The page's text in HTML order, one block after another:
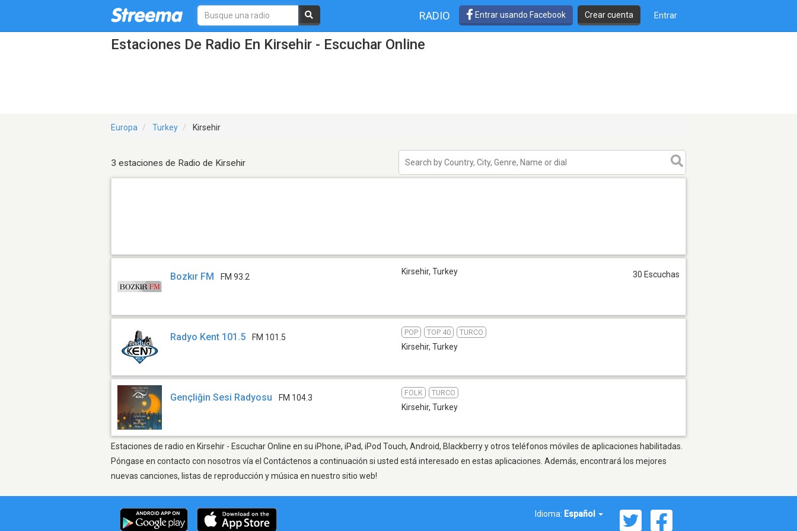
RADIO Entrar usando Facebook Crear cuenta Entrar
Estaciones De Radio En Kirsehir - Escuchar Online
Europa Turkey Kirsehir
3 estaciones de Radio de Kirsehir
Bozkır FM FM 93.2
Kirsehir, Turkey 30 Escuchas
Radyo Kent 101.5 FM 101.5
POP TOP 40 TURCO
Kirsehir, Turkey
Gençliğin Sesi Radyosu FM 104.3
FOLK TURCO
Kirsehir, Turkey
Estaciones de radio en Kirsehir - Escuchar Online en su iPhone, iPad, iPod Touch, Android, Blackberry y otros teléfonos móviles de aplicaciones habilitadas.
Póngase en contacto con nosotros vía el Contáctenos a continuación si usted está interesado en estas aplicaciones. Además, encontrará los mejores
nuevas canciones, listas de reproducción y música en nuestro sitio web!
Idioma: Español